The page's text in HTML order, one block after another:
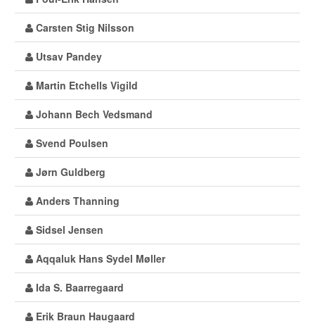
Carsten Stig Nilsson
Utsav Pandey
Martin Etchells Vigild
Johann Bech Vedsmand
Svend Poulsen
Jørn Guldberg
Anders Thanning
Sidsel Jensen
Aqqaluk Hans Sydel Møller
Ida S. Baarregaard
Erik Braun Haugaard